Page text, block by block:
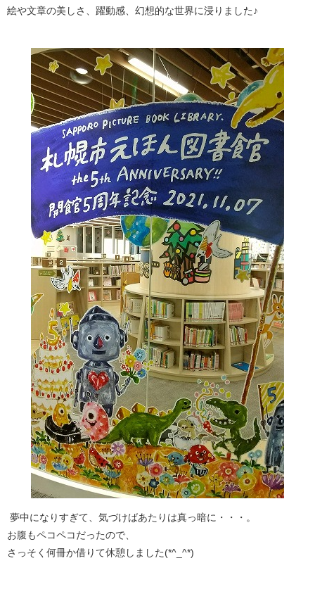
絵や文章の美しさ、躍動感、幻想的な世界に浸りました♪
夢中になりすぎて、気づけばあたりは真っ暗に・・・。
お腹もペコペコだったので、
さっそく何冊か借りて休憩しました(*^_^*)